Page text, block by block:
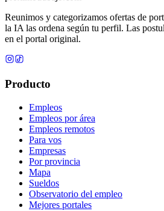
Reunimos y categorizamos ofertas de
la IA las ordena según tu perfil. Las
en el portal original.
Producto
Empleos
Empleos por área
Empleos remotos
Para vos
Empresas
Por provincia
Mapa
Sueldos
Observatorio del empleo
Mejores portales